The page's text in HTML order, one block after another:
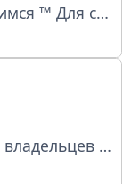
Регистрация в перечне владельцев страниц в соцсетях: https://knd.gov.ru/license?id=6784b1ed4de6c368458802fa&registryType=bloggersPermission